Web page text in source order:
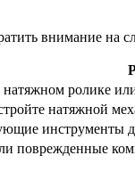
внимание на
ролике
натяжной
инструменты
поврежденные